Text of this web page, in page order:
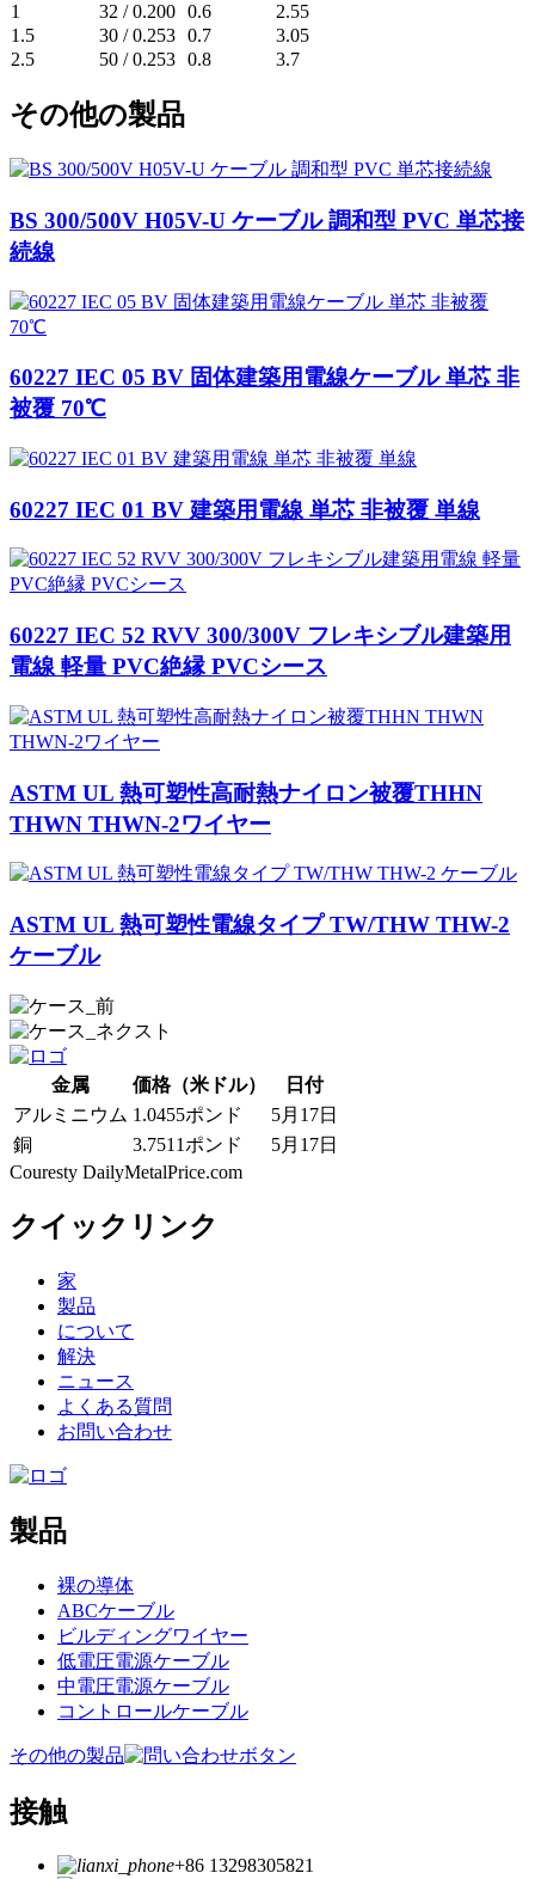
1
32 / 0.200 0.6
2.55
1.5
30 / 0.253 0.7
3.05
2.5
50 / 0.253 0.8 3.7
その他の製品
BS 300/500V H05V-U ケーブル 調和型 PVC 単芯接
続線
60227 IEC 05 BV 固体建築用電線ケーブル 単芯 非
被覆 70℃
60227 IEC 01 BV 建築用電線 単芯 非被覆 単線
60227 IEC 52 RVV 300/300V フレキシブル建築用
電線 軽量 PVC絶縁 PVCシース
ASTM UL 熱可塑性高耐熱ナイロン被覆THHN
THWN THWN-2ワイヤー
ASTM UL 熱可塑性電線タイプ TW/THW THW-2
ケーブル
金属 価格（米ドル）
日付
アルミニウム 1.0455ポンド
5月17日
銅
3.7511ポンド
5月17日
Couresty DailyMetalPrice.com
クイックリンク
家
製品
について
解決
ニュース
よくある質問
お問い合わせ
製品
裸の導体
ABCケーブル
ビルディングワイヤー
低電圧電源ケーブル
中電圧電源ケーブル
コントロールケーブル
その他の製品
接触
+86 13298305821